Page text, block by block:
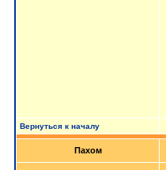
Вернуться к началу
Пахом